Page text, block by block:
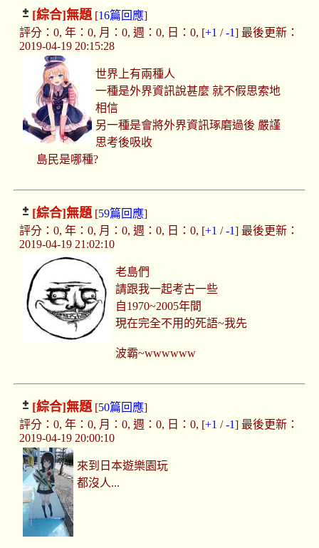
[綜合]無題[16篇回應]
評分：0, 年：0, 月：0, 週：0, 日：0, [+1 /-1] 最後更新：
2019-04-19 20:15:28
世界上有兩種人
一種是外界資訊說甚麼 就不假思索地
相信
另一種是會將外界資訊琢磨過後 嚴謹
思考後吸收
島民是哪種?
[綜合]無題[59篇回應]
評分：0, 年：0, 月：0, 週：0, 日：0, [+1 /-1] 最後更新：
2019-04-19 21:02:10
老島們
請跟我一起考古一些
自1970~2005年間
現在完全不用的死語~我先
波霸~wwwwww
[綜合]無題[50篇回應]
評分：0, 年：0, 月：0, 週：0, 日：0, [+1 /-1] 最後更新：
2019-04-19 20:00:10
來到日本遊樂園玩
都沒人...